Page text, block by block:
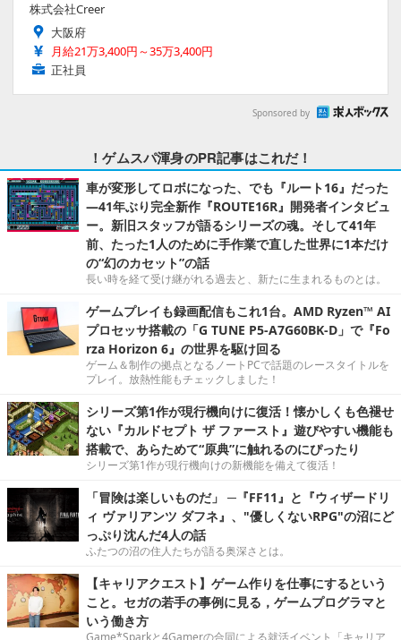
株式会社Creer
大阪府
月給21万3,400円～35万3,400円
正社員
Sponsored by
！ゲムスパ渾身のPR記事はこれだ！
車が変形してロボになった、でも『ルート16』だった
―41年ぶり完全新作『ROUTE16R』開発者インタビュ
ー。新旧スタッフが語るシリーズの魂。そして41年
前、たった1人のために手作業で直した世界に1本だけ
の“幻のカセット”の話
長い時を経て受け継がれる過去と、新たに生まれるものとは。
ゲームプレイも録画配信もこれ1台。AMD Ryzen™ AI
プロセッサ搭載の「G TUNE P5-A7G60BK-D」で『Fo
rza Horizon 6』の世界を駆け回る
ゲーム＆制作の拠点となるノートPCで話題のレースタイトルを
プレイ。放熱性能もチェックしました！
シリーズ第1作が現行機向けに復活！懐かしくも色褪せ
ない『カルドセプト ザ ファースト』遊びやすい機能も
搭載で、あらためて“原典”に触れるのにぴったり
シリーズ第1作が現行機向けの新機能を備えて復活！
「冒険は楽しいものだ」 ─『FF11』と『ウィザードリ
ィ ヴァリアンツ ダフネ』、"優しくないRPG"の沼にど
っぷり沈んだ4人の話
ふたつの沼の住人たちが語る奥深さとは。
【キャリアクエスト】ゲーム作りを仕事にするという
こと。セガの若手の事例に見る，ゲームプログラマと
いう働き方